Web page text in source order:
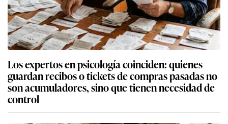
Los expertos en psicología coinciden: quienes
guardan recibos o tickets de compras pasadas no
son acumuladores, sino que tienen necesidad de
control